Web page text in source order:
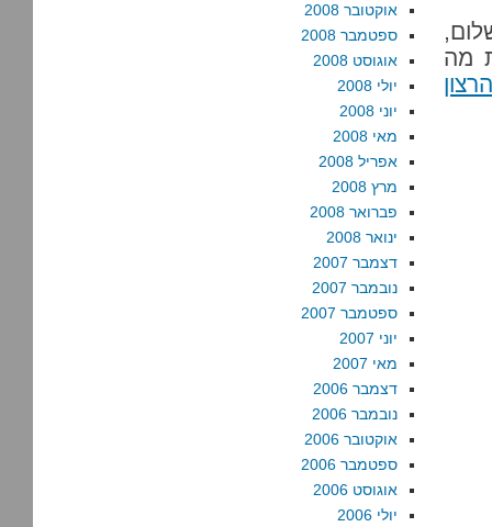
מה
אוקטובר 2008
ספטמבר 2008
אוגוסט 2008
יולי 2008
יוני 2008
מאי 2008
אפריל 2008
מרץ 2008
פברואר 2008
ינואר 2008
דצמבר 2007
נובמבר 2007
ספטמבר 2007
יוני 2007
מאי 2007
דצמבר 2006
נובמבר 2006
אוקטובר 2006
ספטמבר 2006
אוגוסט 2006
יולי 2006